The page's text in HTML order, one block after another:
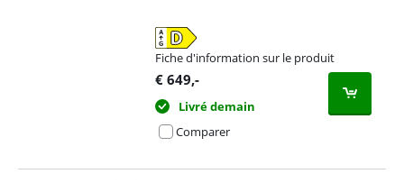
Fiche d'information sur le produit
s'ouvre dans un nouvel onglet
€ 649,-
Livré demain
Comparer